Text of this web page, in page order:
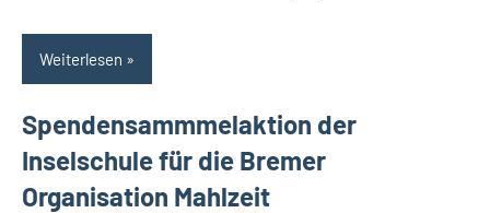
Weiterlesen
Spendensammmelaktion der
Inselschule für die Bremer
Organisation Mahlzeit